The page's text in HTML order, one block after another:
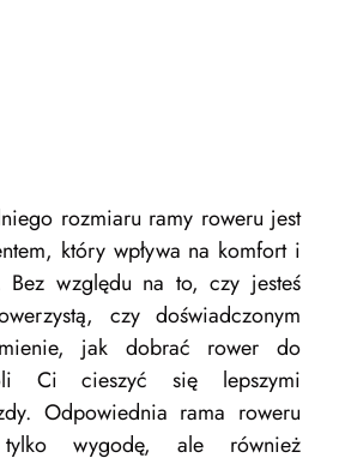
rozmiaru ramy roweru jest
który wpływa na komfort i
Bez względu na to, czy jesteś
czy doświadczonym
jak dobrać rower do
Ci cieszyć się lepszymi
Odpowiednia rama roweru
wygodę, ale również